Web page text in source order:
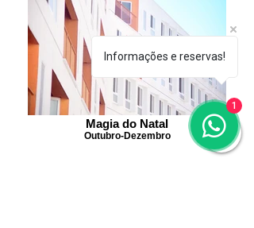
Magia do Natal
Outubro-Dezembro
Informações e reservas!
1